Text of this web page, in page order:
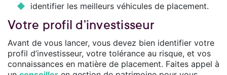
identifier les meilleurs véhicules de placement.
Votre profil d’investisseur
Avant de vous lancer, vous devez bien identifier votre
profil d’investisseur, votre tolérance au risque, et vos
connaissances en matière de placement. Faites appel à